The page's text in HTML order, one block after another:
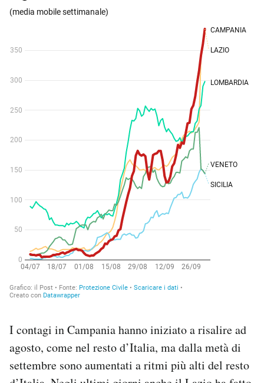
I contagi in Campania hanno iniziato a risalire ad
agosto, come nel resto d’Italia, ma dalla metà di
settembre sono aumentati a ritmi più alti del resto